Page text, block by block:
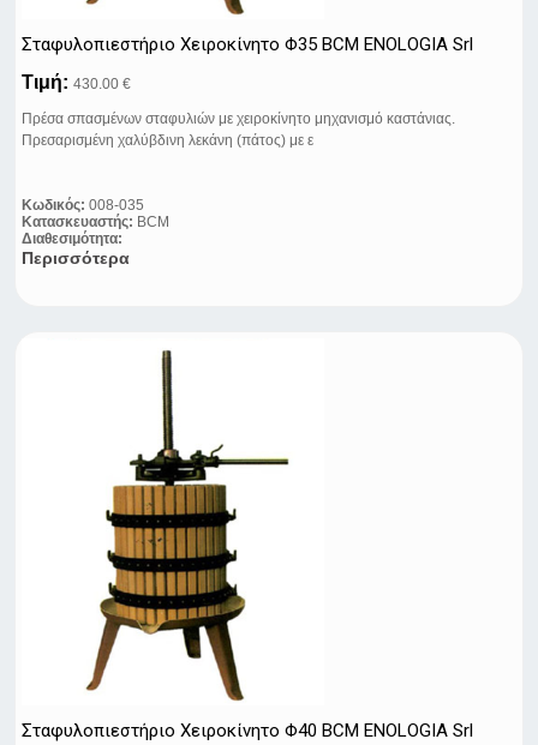
Σταφυλοπιεστήριo Xειροκίνητo Φ35 BCM ENOLOGIA Srl
Τιμή: 430.00 €
Πρέσα σπασμένων σταφυλιών με χειροκίνητο μηχανισμό καστάνιας.
Πρεσαρισμένη χαλύβδινη λεκάνη (πάτος) με ε
Κωδικός: 008-035
Κατασκευαστής: BCM
Διαθεσιμότητα:
Περισσότερα
Σταφυλοπιεστήριo Xειροκίνητo Φ40 BCM ENOLOGIA Srl